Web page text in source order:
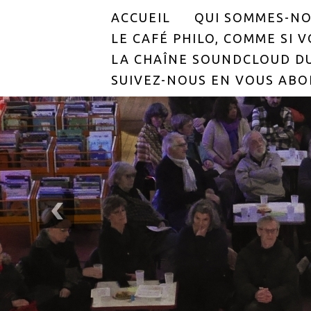
ACCUEIL
QUI SOMMES-
LE CAFÉ PHILO, COMME SI
LA CHAÎNE SOUNDCLOUD
SUIVEZ-NOUS EN VOUS